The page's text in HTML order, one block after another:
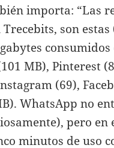
importa: “Las
son
consumidos
MB), Pinterest
(69),
WhatsApp no
pero en
minutos de uso